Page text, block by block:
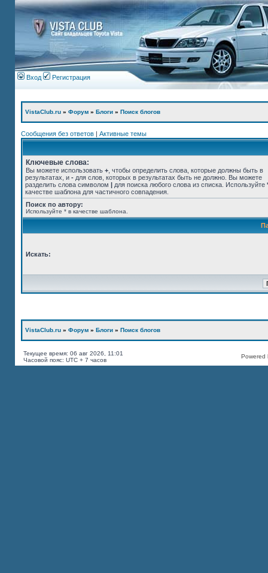
Вход Регистрация
VistaClub.ru » Форум » Блоги » Поиск блогов
Сообщения без ответов | Активные темы
Ключевые слова:
Вы можете использовать + , чтобы определить слова, которые должны быть в
результатах, и - для слов, которых в результатах быть не должно. Вы можете
разделить слова символом | для поиска любого слова из списка. Используйте
качестве шаблона для частичного совпадения.
Поиск по автору:
Используйте * в качестве шаблона.
Искать:
VistaClub.ru » Форум » Блоги » Поиск блогов
Текущее время: 06 авг 2026, 11:01
Часовой пояс: UTC + 7 часов
Powered